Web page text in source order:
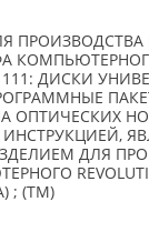
КОМПЬЮТЕРНОГО
111: ДИСКИ
ДЛЯ
; (TM)